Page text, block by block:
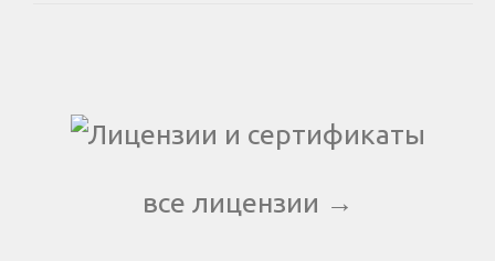
все лицензии →